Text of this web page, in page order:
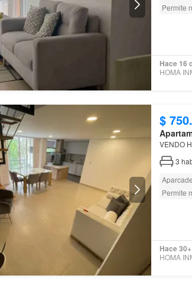
Permite
Hace 16
$
VENDO
3
Permite
Hace